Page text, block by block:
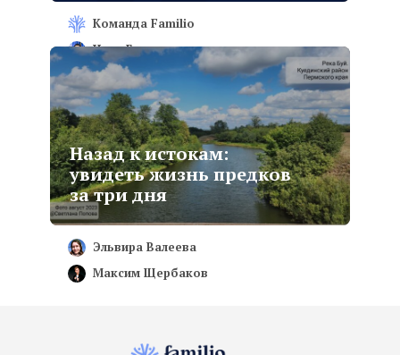
Команда Familio
Нина Галишникова
Назад к истокам:
увидеть жизнь предков
за три дня
Эльвира Валеева
Максим Щербаков